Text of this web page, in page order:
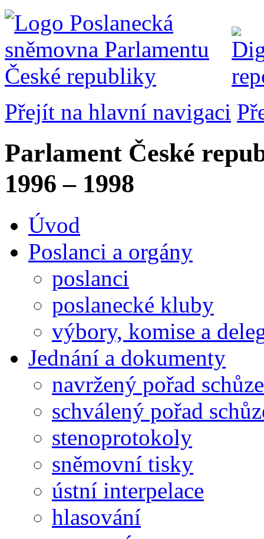
Přejít na hlavní navigaci
Parlament České
1996 – 1998
Úvod
Poslanci a orgány
poslanci
poslanecké kluby
výbory, komise a
Jednání a dokumenty
navržený pořad schůze
schválený pořad
stenoprotokoly
sněmovní tisky
ústní interpelace
hlasování